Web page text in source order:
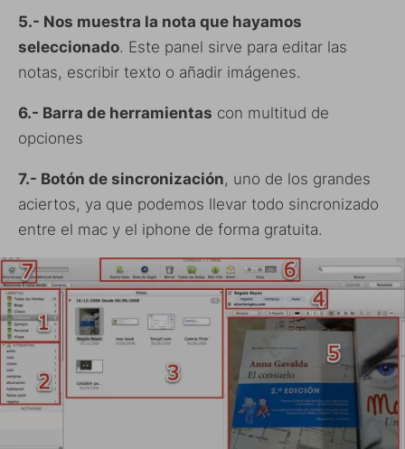
5.- Nos muestra la nota que hayamos
seleccionado. Este panel sirve para editar las
notas, escribir texto o añadir imágenes.
6.- Barra de herramientas con multitud de
opciones
7.- Botón de sincronización, uno de los grandes
aciertos, ya que podemos llevar todo sincronizado
entre el mac y el iphone de forma gratuita.